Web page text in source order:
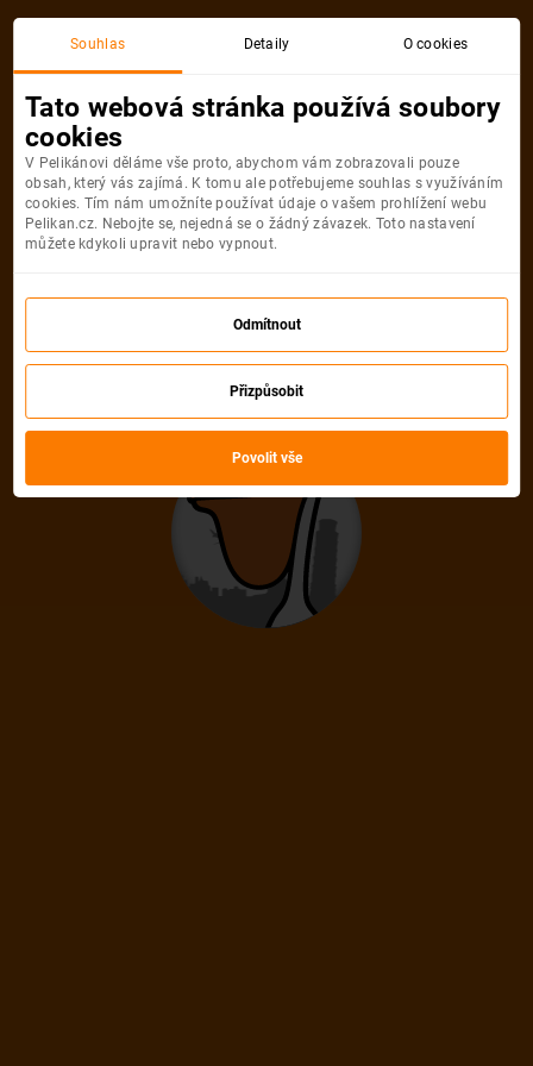
Akční letenka
Litujeme, akční letenka do města už
není dostupná
Vybrat jinou akční letenku
Souhlas Detaily O cookies
Tato webová stránka používá soubory
cookies
V Pelikánovi děláme vše proto, abychom vám zobrazovali pouze
obsah, který vás zajímá. K tomu ale potřebujeme souhlas s využíváním
cookies. Tím nám umožníte používat údaje o vašem prohlížení webu
Pelikan.cz. Nebojte se, nejedná se o žádný závazek. Toto nastavení
můžete kdykoli upravit nebo vypnout.
Odmítnout
Přizpůsobit
Povolit vše